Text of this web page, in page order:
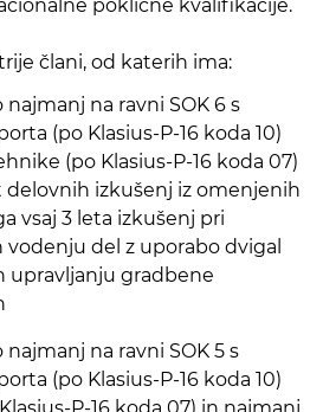
poklicne kvalifikacije.
člani, od katerih ima:
na ravni SOK 6 s
(po Klasius-P-16 koda 10)
(po Klasius-P-16 koda 07)
delovnih izkušenj iz omenjenih
vsaj 3 leta izkušenj pri
del z uporabo dvigal
upravljanju gradbene
na ravni SOK 5 s
(po Klasius-P-16 koda 10)